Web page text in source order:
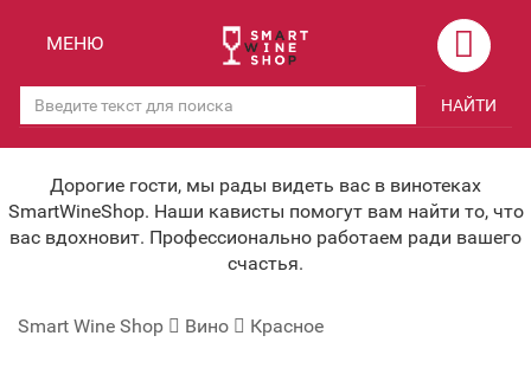
Скидки
Мероприятия
Корпоративным клиентам
Под заказ
Вино крепленое
Вино игристое и Шампанское
Вино безалкогольное
Бренди, Коньяк, Арманьяк
МЕНЮ
НАЙТИ
Дорогие гости, мы рады видеть вас в винотеках
SmartWineShop. Наши кависты помогут вам найти то, что
вас вдохновит. Профессионально работаем ради вашего
счастья.
Smart Wine Shop Вино Красное